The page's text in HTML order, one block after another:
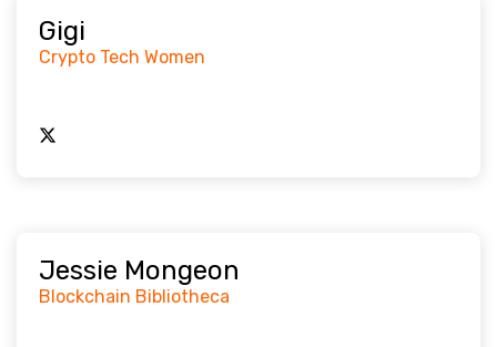
Gigi
Crypto Tech Women
Jessie Mongeon
Blockchain Bibliotheca